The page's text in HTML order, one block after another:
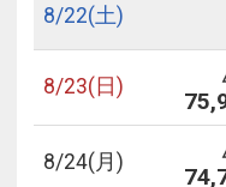
8/22(土)
8/23(日)
8/24(月)